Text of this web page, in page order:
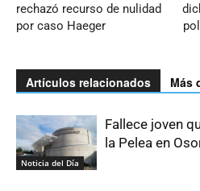
rechazó recurso de nulidad
por caso Haeger
Artículos relacionados Más
Noticia del Día
Fallece joven
la Pelea en